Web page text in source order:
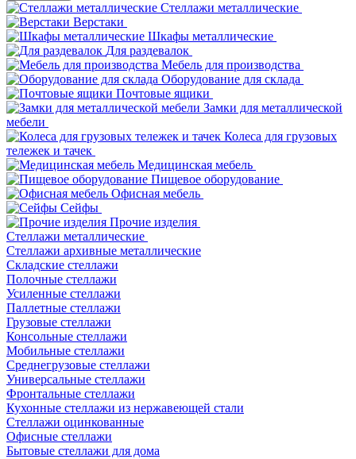
Стеллажи металлические
Верстаки
Шкафы металлические
Для раздевалок
Мебель для производства
Оборудование для склада
Почтовые ящики
Замки для металлической
мебели
Колеса для грузовых
тележек и тачек
Медицинская мебель
Пищевое оборудование
Офисная мебель
Сейфы
Прочие изделия
Стеллажи металлические
Cтеллажи архивные металлические
Складские стеллажи
Полочные стеллажи
Усиленные стеллажи
Паллетные стеллажи
Грузовые стеллажи
Консольные стеллажи
Мобильные стеллажи
Среднегрузовые стеллажи
Универсальные стеллажи
Фронтальные стеллажи
Кухонные стеллажи из нержавеющей стали
Стеллажи оцинкованные
Офисные стеллажи
Бытовые стеллажи для дома